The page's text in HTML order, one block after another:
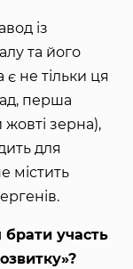
із
та його
не тільки ця
перша
жовті зерна),
для
містить
участь